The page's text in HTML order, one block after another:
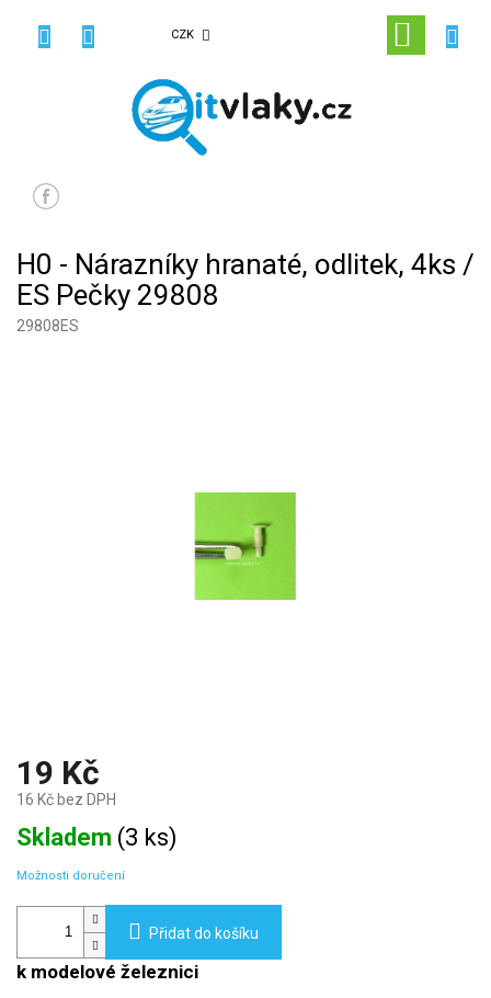
CZK
KOŠÍK
H0 - Nárazníky hranaté, odlitek, 4ks /
ES Pečky 29808
29808ES
19 Kč
16 Kč bez DPH
Měrná
cena:
Skladem (3 ks)
Možnosti doručení
Přidat do košíku
k modelové železnici